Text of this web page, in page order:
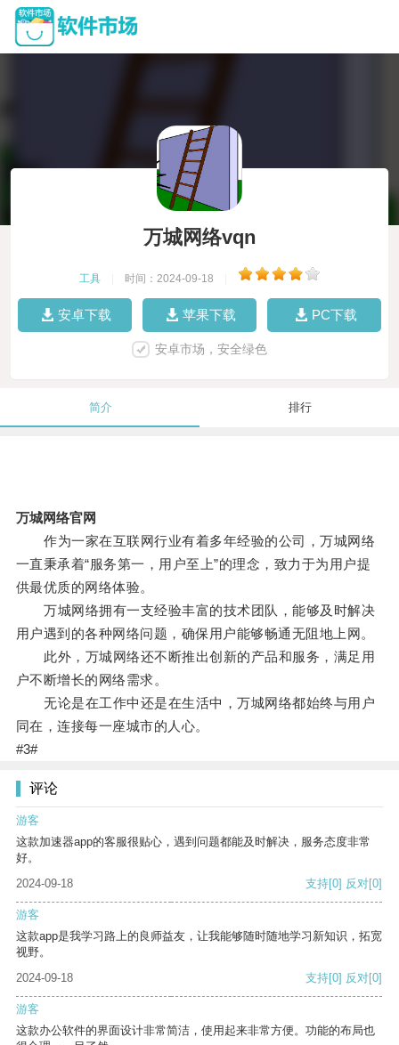
万城网络vqn
工具 时间：2024-09-18
安卓下载 苹果下载 PC下载
安卓市场，安全绿色
简介 排行
万城网络官网
作为一家在互联网行业有着多年经验的公司，万城网络
一直秉承着“服务第一，用户至上”的理念，致力于为用户提
供最优质的网络体验。
万城网络拥有一支经验丰富的技术团队，能够及时解决
用户遇到的各种网络问题，确保用户能够畅通无阻地上网。
此外，万城网络还不断推出创新的产品和服务，满足用
户不断增长的网络需求。
无论是在工作中还是在生活中，万城网络都始终与用户
同在，连接每一座城市的人心。
#3#
评论
游客
这款加速器app的客服很贴心，遇到问题都能及时解决，服务态度非常
好。
2024-09-18
支持[0] 反对[0]
游客
这款app是我学习路上的良师益友，让我能够随时随地学习新知识，拓宽
视野。
2024-09-18
支持[0] 反对[0]
游客
这款办公软件的界面设计非常简洁，使用起来非常方便。功能的布局也